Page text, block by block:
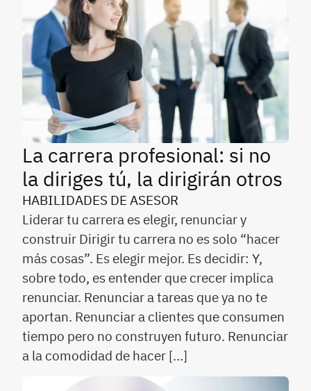
La carrera profesional: si no
la diriges tú, la dirigirán otros
HABILIDADES DE ASESOR
Liderar tu carrera es elegir, renunciar y
construir Dirigir tu carrera no es solo “hacer
más cosas”. Es elegir mejor. Es decidir: Y,
sobre todo, es entender que crecer implica
renunciar. Renunciar a tareas que ya no te
aportan. Renunciar a clientes que consumen
tiempo pero no construyen futuro. Renunciar
a la comodidad de hacer […]